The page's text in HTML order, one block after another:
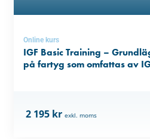
Online kurs
IGF Basic Training –
på fartyg som omfattas av
2 195 kr exkl. moms